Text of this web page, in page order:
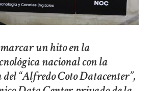
un hito en la
nacional con la
“Alfredo Coto Datacenter”,